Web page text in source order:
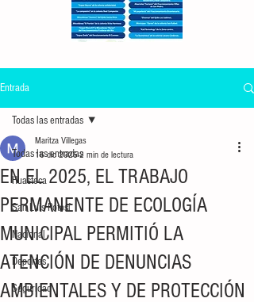
Entrada
Todas las entradas
Huasteca
San Luis Potosí
Nacional
Deportes
Seguridad
Todas las entradas
EN EL 2025, EL TRABAJO
PERMANENTE DE ECOLOGÍA
MUNICIPAL PERMITIÓ LA
ATENCIÓN DE DENUNCIAS
AMBIENTALES Y DE PROTECCIÓN
Maritza Villegas
16 dic 20252 min de lectura